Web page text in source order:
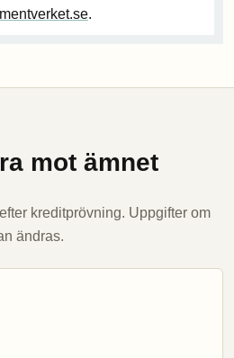
.
mot ämnet
kreditprövning. Uppgifter om
ändras.